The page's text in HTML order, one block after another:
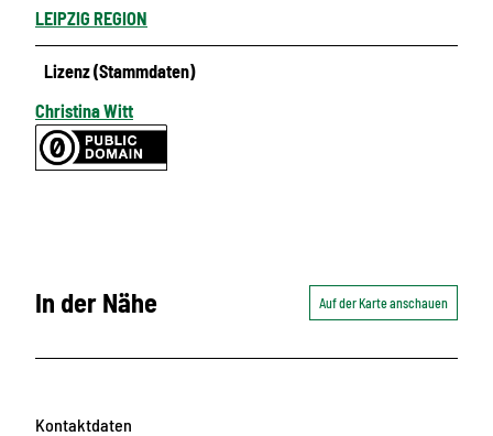
LEIPZIG REGION
Lizenz (Stammdaten)
Christina Witt
In der Nähe Auf der Karte anschauen
Kontaktdaten